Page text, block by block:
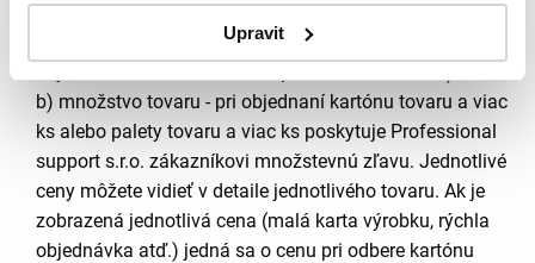
Upravit
množstva tovaru. Ceny v e-shope zohľadňujú:
a) zľavu podľa rámcovej zmluvy (výšku zľavy môžete
b) množstvo tovaru - pri objednaní kartónu tovaru a viac
ks alebo palety tovaru a viac ks poskytuje Professional
support s.r.o. zákazníkovi množstevnú zľavu. Jednotlivé
ceny môžete vidieť v detaile jednotlivého tovaru. Ak je
zobrazená jednotlivá cena (malá karta výrobku, rýchla
objednávka atď.) jedná sa o cenu pri odbere kartónu